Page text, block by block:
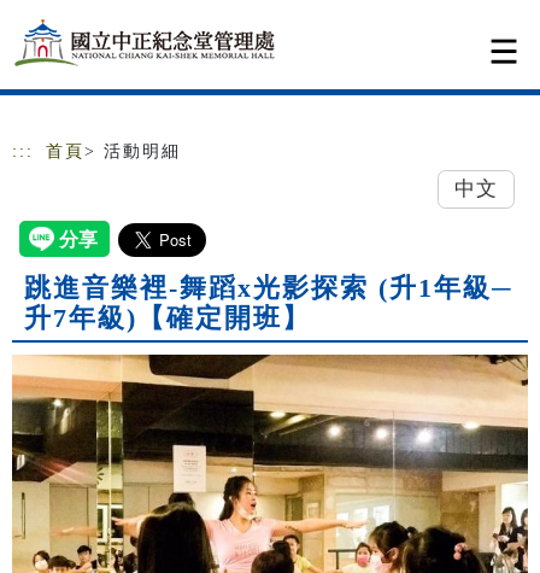
跳到主要內容
網站導覽
::: 首頁 > 活動明細
中文
跳進音樂裡-舞蹈x光影探索 (升1年級─
升7年級)【確定開班】